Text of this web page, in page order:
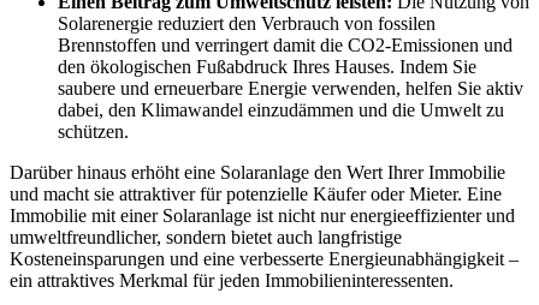
Solarenergie reduziert den Verbrauch von fossilen
Brennstoffen und verringert damit die CO2-Emissionen und
den ökologischen Fußabdruck Ihres Hauses. Indem Sie
saubere und erneuerbare Energie verwenden, helfen Sie aktiv
dabei, den Klimawandel einzudämmen und die Umwelt zu
schützen.
Darüber hinaus erhöht eine Solaranlage den Wert Ihrer Immobilie
und macht sie attraktiver für potenzielle Käufer oder Mieter. Eine
Immobilie mit einer Solaranlage ist nicht nur energieeffizienter und
umweltfreundlicher, sondern bietet auch langfristige
Kosteneinsparungen und eine verbesserte Energieunabhängigkeit –
ein attraktives Merkmal für jeden Immobilieninteressenten.